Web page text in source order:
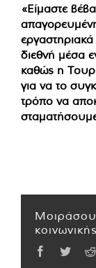
«Είμαστε
διεθνή μέσα
καθώς η
για να το
τρόπο να
Facebook
Twitter